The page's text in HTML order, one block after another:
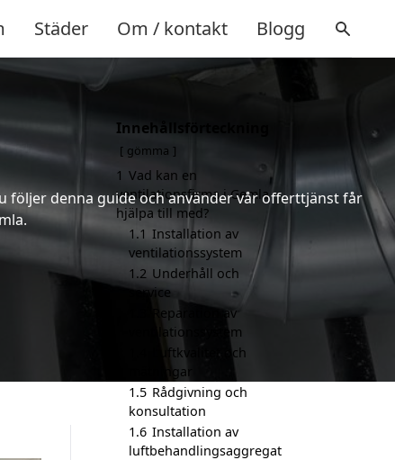
Städer Om / kontakt Blogg
följer denna guide och använder vår offerttjänst får
Innehållsförteckning
gömma
1 Vad kan en
ventilationsfirma i Gemla
hjälpa till med?
1.1 Installation av
ventilationssystem
1.2 Underhåll och
service
Reparation av
ventilationssystem
Luftkvalitet och
mätningar
1.5 Rådgivning och
konsultation
1.6 Installation av
luftbehandlingsaggregat